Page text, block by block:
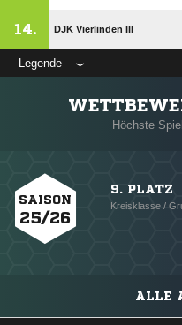
14. DJK Vierlinden III
Legende
Höchste
SAISON
25/26
9. PLATZ
Kreisklasse /
ALLE